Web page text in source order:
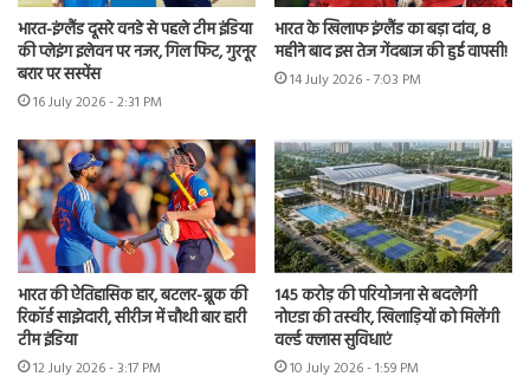
भारत-इंग्लैंड दूसरे वनडे से पहले टीम इंडिया
की प्लेइंग इलेवन पर नजर, गिल फिट, गुरनूर
बरार पर सस्पेंस
16 July 2026 - 2:31 PM
भारत के खिलाफ इंग्लैंड का बड़ा दांव, 8
महीने बाद इस तेज गेंदबाज की हुई वापसी!
14 July 2026 - 7:03 PM
भारत की ऐतिहासिक हार, बटलर-ब्रूक की
रिकॉर्ड साझेदारी, सीरीज में चौथी बार हारी
टीम इंडिया
12 July 2026 - 3:17 PM
145 करोड़ की परियोजना से बदलेगी
नोएडा की तस्वीर, खिलाड़ियों को मिलेंगी
वर्ल्ड क्लास सुविधाएं
10 July 2026 - 1:59 PM